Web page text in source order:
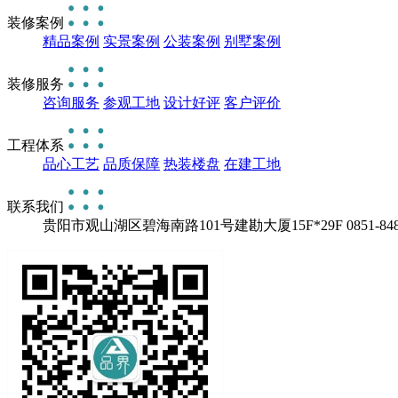
装修案例
精品案例 实景案例 公装案例 别墅案例
装修服务
咨询服务 参观工地 设计好评 客户评价
工程体系
品心工艺 品质保障 热装楼盘 在建工地
联系我们
贵阳市观山湖区碧海南路101号建勘大厦15F*29F 0851-